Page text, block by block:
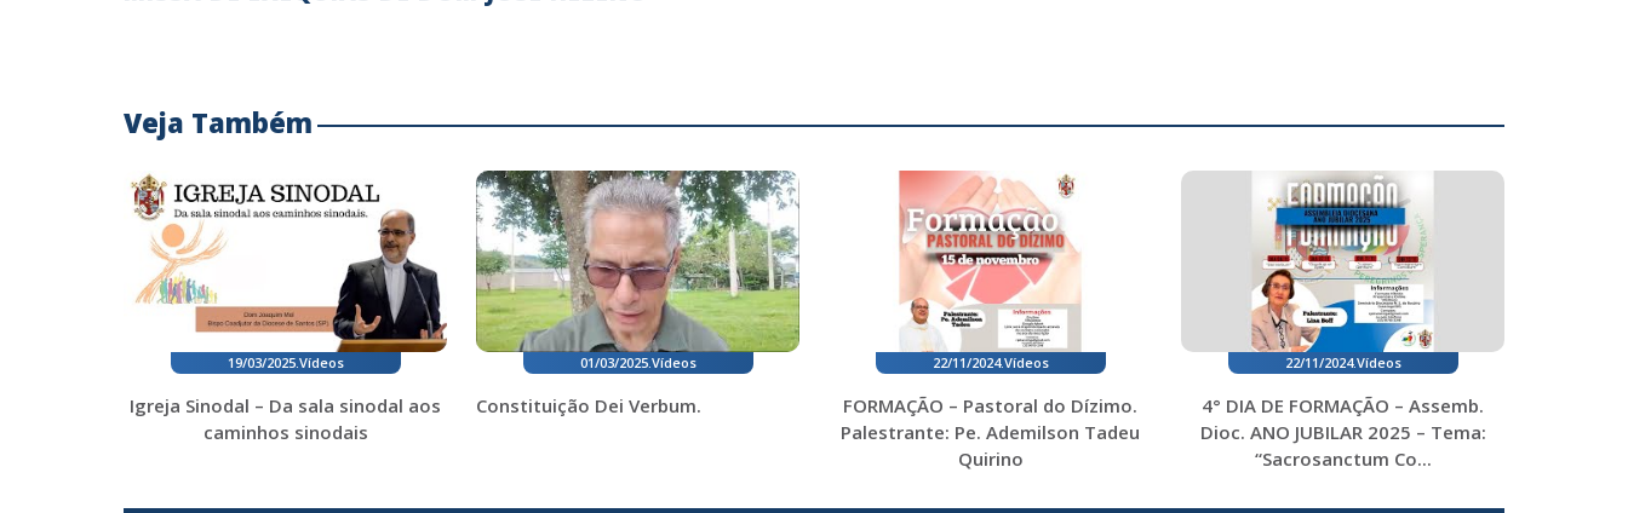
Veja Também
19/03/2025.Vídeos
Igreja Sinodal – Da sala sinodal aos
caminhos sinodais
01/03/2025.Vídeos
Constituição Dei Verbum.
22/11/2024.Vídeos
FORMAÇÃO – Pastoral do Dízimo.
Palestrante: Pe. Ademilson Tadeu
Quirino
22/11/2024.Vídeos
4° DIA DE FORMAÇÃO – Assemb.
Dioc. ANO JUBILAR 2025 – Tema:
“Sacrosanctum Co...